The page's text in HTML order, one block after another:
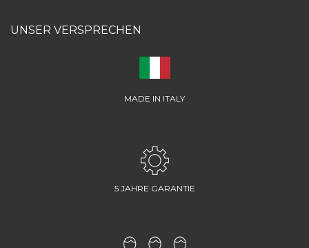
UNSER VERSPRECHEN
MADE IN ITALY
5 JAHRE GARANTIE